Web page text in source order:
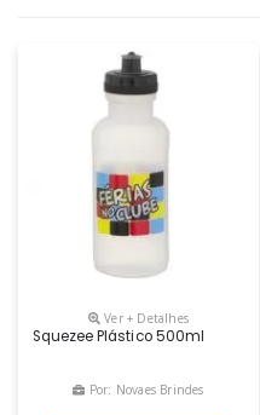
Ver + Detalhes
Squezee Plástico 500ml
Por: Novaes Brindes